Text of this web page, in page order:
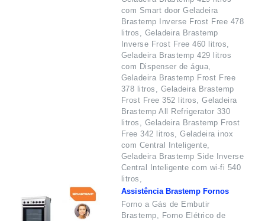
com Smart door Geladeira
Brastemp Inverse Frost Free 478
litros, Geladeira Brastemp
Inverse Frost Free 460 litros,
Geladeira Brastemp 429 litros
com Dispenser de água,
Geladeira Brastemp Frost Free
378 litros, Geladeira Brastemp
Frost Free 352 litros, Geladeira
Brastemp All Refrigerator 330
litros, Geladeira Brastemp Frost
Free 342 litros, Geladeira inox
com Central Inteligente,
Geladeira Brastemp Side Inverse
Central Inteligente com wi-fi 540
litros,
Assistência Brastemp Fornos
Forno a Gás de Embutir
Brastemp, Forno Elétrico de